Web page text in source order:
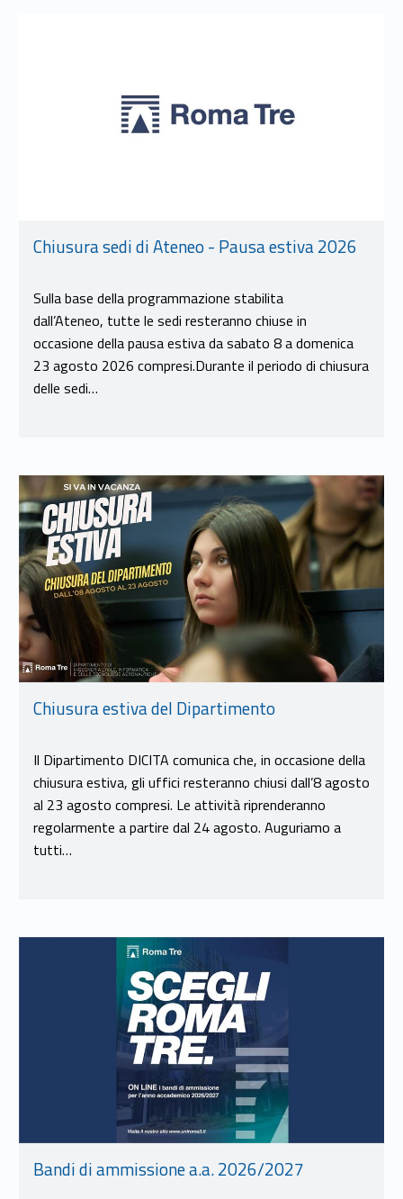
Chiusura sedi di Ateneo - Pausa estiva 2026
Sulla base della programmazione stabilita
dall’Ateneo, tutte le sedi resteranno chiuse in
occasione della pausa estiva da sabato 8 a domenica
23 agosto 2026 compresi.Durante il periodo di chiusura
delle sedi…
Link identifier #identifier__65906-8
Chiusura estiva del Dipartimento
Il Dipartimento DICITA comunica che, in occasione della
chiusura estiva, gli uffici resteranno chiusi dall’8 agosto
al 23 agosto compresi. Le attività riprenderanno
regolarmente a partire dal 24 agosto. Auguriamo a
tutti…
Link identifier #identifier__14117-9
Bandi di ammissione a.a. 2026/2027